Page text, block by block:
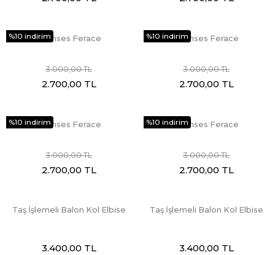
%10 indirimPrenses Ferace
3.000,00 TL
2.700,00 TL
%10 indirimPrenses Ferace
3.000,00 TL
2.700,00 TL
%10 indirimPrenses Ferace
3.000,00 TL
2.700,00 TL
%10 indirimPrenses Ferace
3.000,00 TL
2.700,00 TL
Taş İşlemeli Balon Kol Elbise
3.400,00 TL
Taş İşlemeli Balon Kol Elbise
3.400,00 TL